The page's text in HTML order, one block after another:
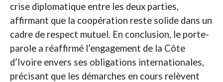
crise diplomatique entre les deux parties,
affirmant que la coopération reste solide dans un
cadre de respect mutuel. En conclusion, le porte-
parole a réaffirmé l’engagement de la Côte
d’Ivoire envers ses obligations internationales,
précisant que les démarches en cours relèvent